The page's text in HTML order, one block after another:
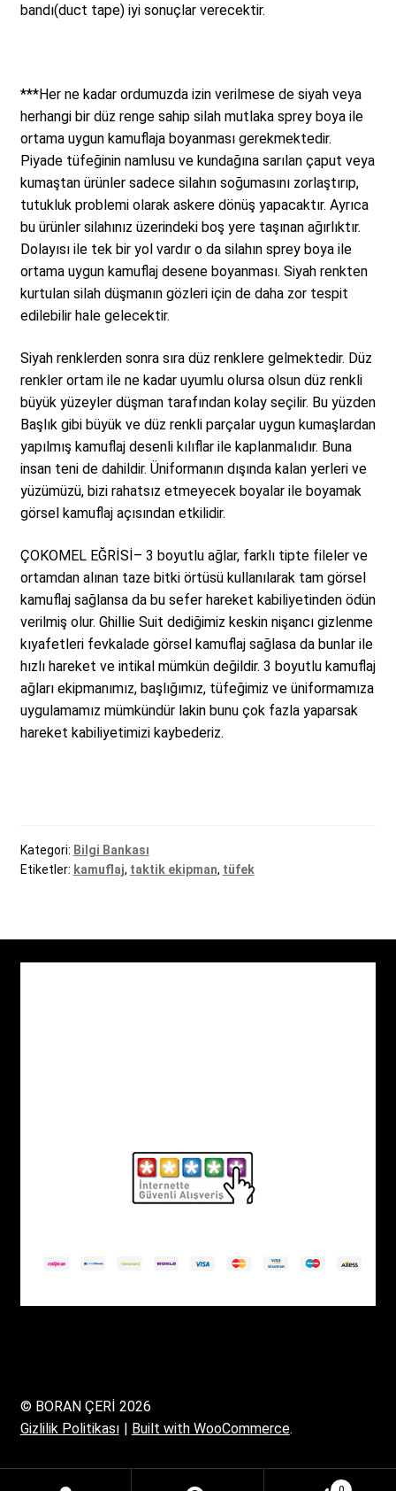
bandı(duct tape) iyi sonuçlar verecektir.
***Her ne kadar ordumuzda izin verilmese de siyah veya
herhangi bir düz renge sahip silah mutlaka sprey boya ile
ortama uygun kamuflaja boyanması gerekmektedir.
Piyade tüfeğinin namlusu ve kundağına sarılan çaput veya
kumaştan ürünler sadece silahın soğumasını zorlaştırıp,
tutukluk problemi olarak askere dönüş yapacaktır. Ayrıca
bu ürünler silahınız üzerindeki boş yere taşınan ağırlıktır.
Dolayısı ile tek bir yol vardır o da silahın sprey boya ile
ortama uygun kamuflaj desene boyanması. Siyah renkten
kurtulan silah düşmanın gözleri için de daha zor tespit
edilebilir hale gelecektir.
Siyah renklerden sonra sıra düz renklere gelmektedir. Düz
renkler ortam ile ne kadar uyumlu olursa olsun düz renkli
büyük yüzeyler düşman tarafından kolay seçilir. Bu yüzden
Başlık gibi büyük ve düz renkli parçalar uygun kumaşlardan
yapılmış kamuflaj desenli kılıflar ile kaplanmalıdır. Buna
insan teni de dahildir. Üniformanın dışında kalan yerleri ve
yüzümüzü, bizi rahatsız etmeyecek boyalar ile boyamak
görsel kamuflaj açısından etkilidir.
ÇOKOMEL EĞRİSİ– 3 boyutlu ağlar, farklı tipte fileler ve
ortamdan alınan taze bitki örtüsü kullanılarak tam görsel
kamuflaj sağlansa da bu sefer hareket kabiliyetinden ödün
verilmiş olur. Ghillie Suit dediğimiz keskin nişancı gizlenme
kıyafetleri fevkalade görsel kamuflaj sağlasa da bunlar ile
hızlı hareket ve intikal mümkün değildir. 3 boyutlu kamuflaj
ağları ekipmanımız, başlığımız, tüfeğimiz ve üniformamıza
uygulamamız mümkündür lakin bunu çok fazla yaparsak
hareket kabiliyetimizi kaybederiz.
Kategori: Bilgi Bankası
Etiketler: kamuflaj, taktik ekipman, tüfek
© BORAN ÇERİ 2026
Gizlilik Politikası
Built with WooCommerce.